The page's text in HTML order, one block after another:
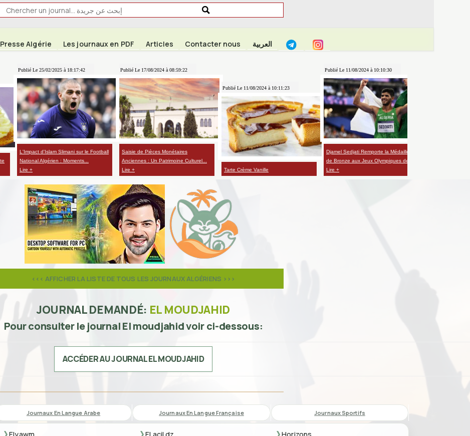
Presse Algérie Les journaux en PDF Articles Contacter nous العربية
<<< AFFICHER LA LISTE DE TOUS LES JOURNAUX ALGÉRIENS >>>
JOURNAL DEMANDÉ: EL MOUDJAHID
Pour consulter le journal El moudjahid voir ci-dessous:
ACCÉDER AU JOURNAL EL MOUDJAHID
Journaux En Langue Arabe Journaux En Langue Française Journaux Sportifs